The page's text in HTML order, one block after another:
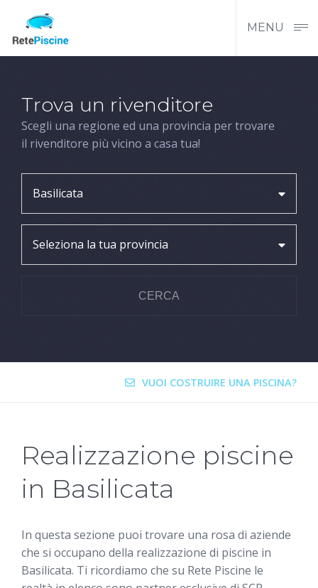
MENU
Trova un rivenditore
Scegli una regione ed una provincia per trovare
il rivenditore più vicino a casa tua!
Basilicata
Seleziona la tua provincia
VUOI COSTRUIRE UNA PISCINA?
Realizzazione piscine
in Basilicata
In questa sezione puoi trovare una rosa di aziende
che si occupano della realizzazione di piscine in
Basilicata. Ti ricordiamo che su Rete Piscine le